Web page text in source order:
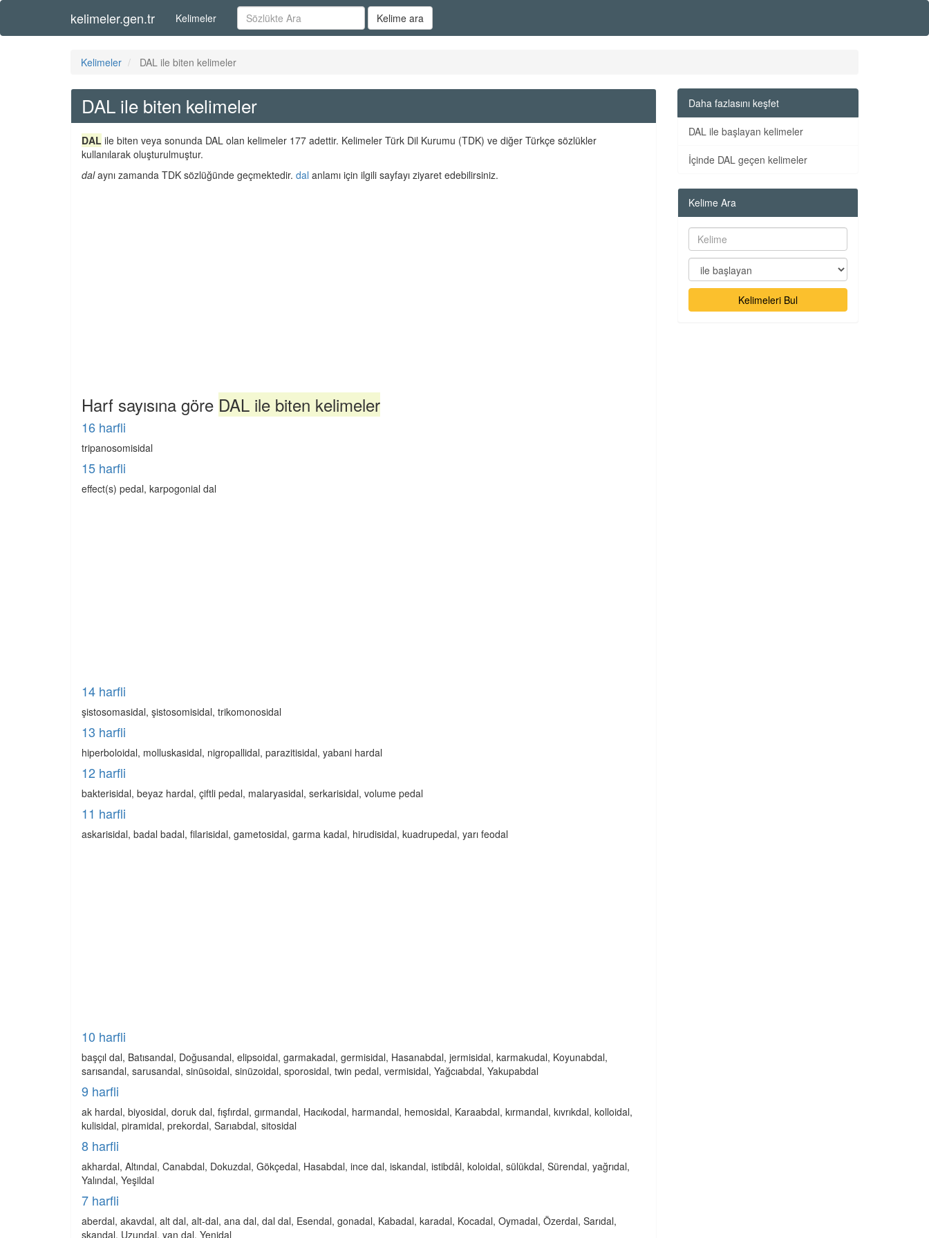
kelimeler.gen.tr Kelimeler Kelime ara
Kelimeler DAL ile biten kelimeler
DAL ile biten kelimeler
DAL ile biten veya sonunda DAL olan kelimeler 177 adettir. Kelimeler Türk Dil Kurumu (TDK) ve diğer Türkçe sözlükler
kullanılarak oluşturulmuştur.
dalaynı zamanda TDK sözlüğünde geçmektedir. dal anlamı için ilgili sayfayı ziyaret edebilirsiniz.
Harf sayısına göre DAL ile biten kelimeler
16 harfli
tripanosomisidal
15 harfli
effect(s) pedal, karpogonial dal
14 harfli
şistosomasidal, şistosomisidal, trikomonosidal
13 harfli
hiperboloidal, molluskasidal, nigropallidal, parazitisidal, yabani hardal
12 harfli
bakterisidal, beyaz hardal, çiftli pedal, malaryasidal, serkarisidal, volume pedal
11 harfli
askarisidal, badal badal, filarisidal, gametosidal, garma kadal, hirudisidal, kuadrupedal, yarı feodal
10 harfli
başçıl dal, Batısandal, Doğusandal, elipsoidal, garmakadal, germisidal, Hasanabdal, jermisidal, karmakudal, Koyunabdal,
sarısandal, sarusandal, sinüsoidal, sinüzoidal, sporosidal, twin pedal, vermisidal, Yağcıabdal, Yakupabdal
9 harfli
ak hardal, biyosidal, doruk dal, fışfırdal, gırmandal, Hacıkodal, harmandal, hemosidal, Karaabdal, kırmandal, kıvrıkdal, kolloidal,
kulisidal, piramidal, prekordal, Sarıabdal, sitosidal
8 harfli
akhardal, Altındal, Canabdal, Dokuzdal, Gökçedal, Hasabdal, ince dal, iskandal, istibdâl, koloidal, sülükdal, Sürendal, yağrıdal,
Yalındal, Yeşildal
7 harfli
aberdal, akavdal, alt dal, alt-dal, ana dal, dal dal, Esendal, gonadal, Kabadal, karadal, Kocadal, Oymadal, Özerdal, Sarıdal,
skandal, Uzundal, yan dal, Yenidal
Daha fazlasını keşfet
DAL ile başlayan kelimeler
İçinde DAL geçen kelimeler
Kelime Ara
Kelimeleri Bul